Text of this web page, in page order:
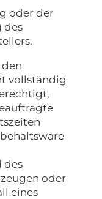
oder der
des
vollständig
des
oder
eines